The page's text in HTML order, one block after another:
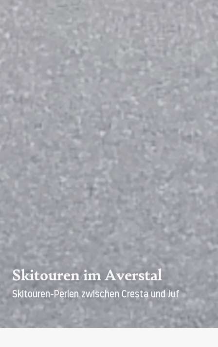
Skitouren im Averstal
Skitouren-Perlen zwischen Cresta und Juf